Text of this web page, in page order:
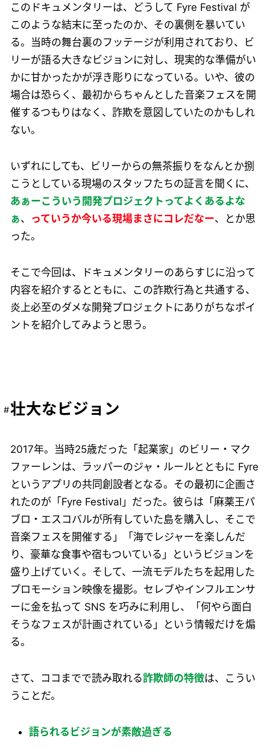
このドキュメンタリーは、どうして Fyre Festival が
このような結末に至ったのか、その裏側を暴いてい
る。当時の舞台裏のフッテージが利用されており、ビ
リーが語る大きなビジョンに対し、現実的な準備がい
かに甘かったかが浮き彫りになっている。いや、彼の
場合は恐らく、最初からちゃんとした音楽フェスを開
催するつもりはなく、詐欺を意図していたのかもしれ
ない。
いずれにしても、ビリーからの無茶振りをなんとか捌
こうとしている現場のスタッフたちの証言を聞くに、
あぁーこういう開発プロジェクトってよくあるよな
ぁ、 っていうか今いる現場まさにコレだなー、とか思
った。
そこで今回は、ドキュメンタリーのあらすじに沿って
内容を紹介するとともに、この詐欺行為と共通する、
炎上必至のダメな開発プロジェクトにありがちなポイ
ントを紹介してみようと思う。
壮大なビジョン
2017年。当時25歳だった「起業家」のビリー・マク
ファーレンは、ラッパーのジャ・ルールとともに Fyre
というアプリの共同創設者となる。その最初に企画さ
れたのが「Fyre Festival」だった。彼らは「麻薬王パ
ブロ・エスコバルが所有していた島を購入し、そこで
音楽フェスを開催する」「海でレジャーを楽しんだ
り、豪華な食事や宿もついている」というビジョンを
盛り上げていく。そして、一流モデルたちを起用した
プロモーション映像を撮影。セレブやインフルエンサ
ーに金を払って SNS を巧みに利用し、「何やら面白
そうなフェスが計画されている」という情報だけを煽
る。
さて、ココまでで読み取れる詐欺師の特徴は、こうい
うことだ。
語られるビジョンが素敵過ぎる